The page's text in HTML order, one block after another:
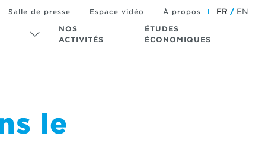
NOS
ACTIVITÉS
ÉTUDES
ÉCONOMIQUES
Salle de presse Espace vidéo À propos FR EN
le